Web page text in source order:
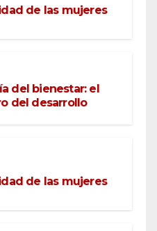
de las mujeres
del bienestar: el
del desarrollo
de las mujeres